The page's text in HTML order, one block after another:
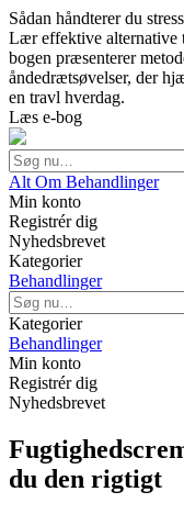
Sådan håndterer du
Lær effektive alternative
bogen præsenterer
åndedrætsøvelser, der
en travl hverdag.
Læs e-bog
Alt Om Behandlinger
Min konto
Registrér dig
Nyhedsbrevet
Kategorier
Behandlinger
Kategorier
Behandlinger
Min konto
Registrér dig
Nyhedsbrevet
du den rigtigt